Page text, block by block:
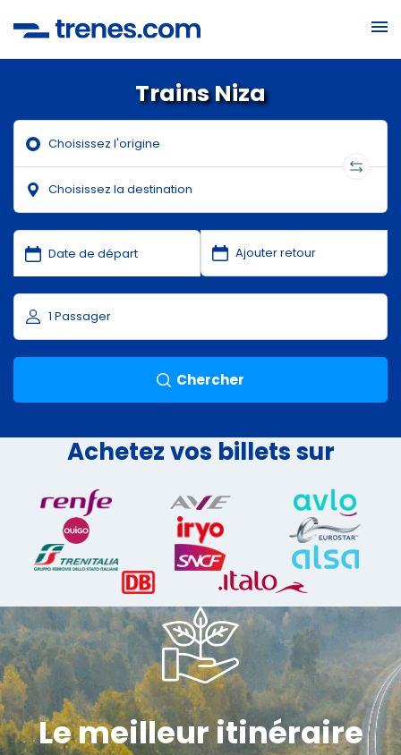
Trains Niza
Chercher
Achetez vos billets sur
Le meilleur itinéraire